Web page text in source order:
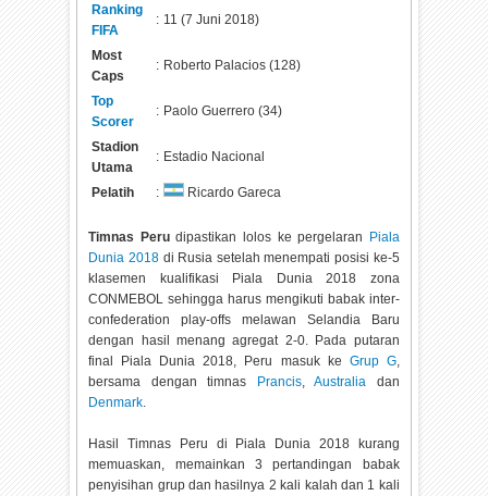
Ranking
FIFA
: 11 (7 Juni 2018)
Most
Caps
: Roberto Palacios (128)
Top
Scorer
: Paolo Guerrero (34)
Stadion
Utama
: Estadio Nacional
Pelatih : Ricardo Gareca
Timnas Perudipastikan lolos ke pergelaran
Piala
Dunia 2018di Rusia setelah menempati posisi ke-5
klasemen kualifikasi Piala Dunia 2018 zona
CONMEBOL sehingga harus mengikuti babak inter-
confederation play-offs melawan Selandia Baru
dengan hasil menang agregat 2-0. Pada putaran
final Piala Dunia 2018, Peru masuk ke Grup G,
bersama dengan timnas
Prancis,Australia dan
Denmark.
Hasil Timnas Peru di Piala Dunia 2018 kurang
memuaskan, memainkan 3 pertandingan babak
penyisihan grup dan hasilnya 2 kali kalah dan 1 kali